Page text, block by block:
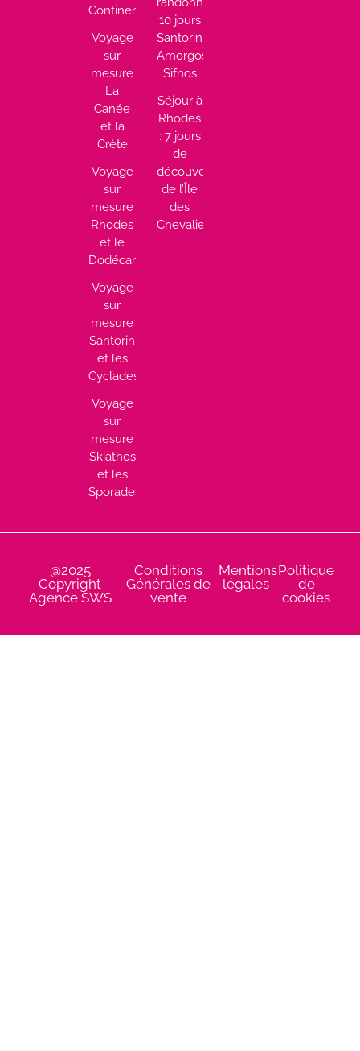
Continentale
Voyage
sur
mesure
La
Canée
et la
Crète
Voyage
sur
mesure
Rhodes
et le
Dodécanèse
Voyage
sur
mesure
Santorin
et les
Cyclades
Voyage
sur
mesure
Skiathos
et les
Sporades
10 jours
Santorin,
Amorgos,
Sifnos
Séjour à
Rhodes
: 7 jours
de
découverte
de l’Île
des
Chevaliers
@2025
Copyright
Agence SWS
Conditions
Générales de
vente
Mentions
légales
Politique
de
cookies